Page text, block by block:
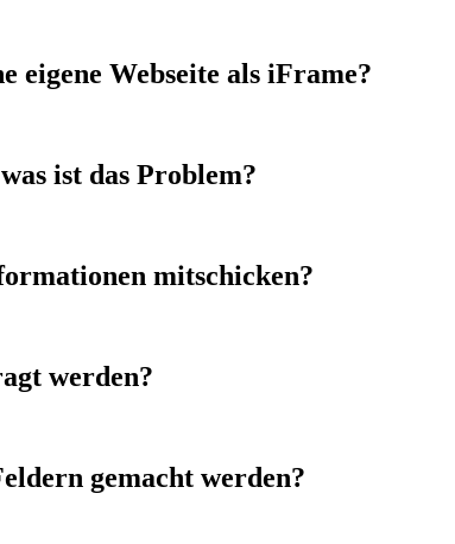
eigene Webseite als iFrame?
ist das Problem?
mitschicken?
werden?
gemacht werden?